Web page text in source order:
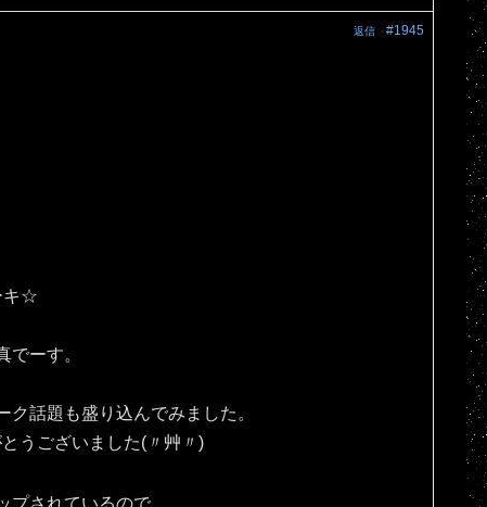
#1945
返信
キ☆
ーす。
話題も盛り込んでみました。
うございました(〃艸〃)
プされているので